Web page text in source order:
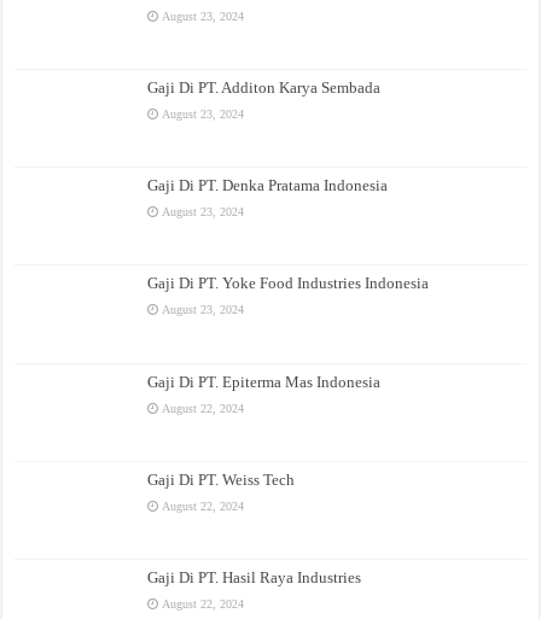
August 23, 2024
Gaji Di PT. Additon Karya Sembada
August 23, 2024
Gaji Di PT. Denka Pratama Indonesia
August 23, 2024
Gaji Di PT. Yoke Food Industries Indonesia
August 23, 2024
Gaji Di PT. Epiterma Mas Indonesia
August 22, 2024
Gaji Di PT. Weiss Tech
August 22, 2024
Gaji Di PT. Hasil Raya Industries
August 22, 2024